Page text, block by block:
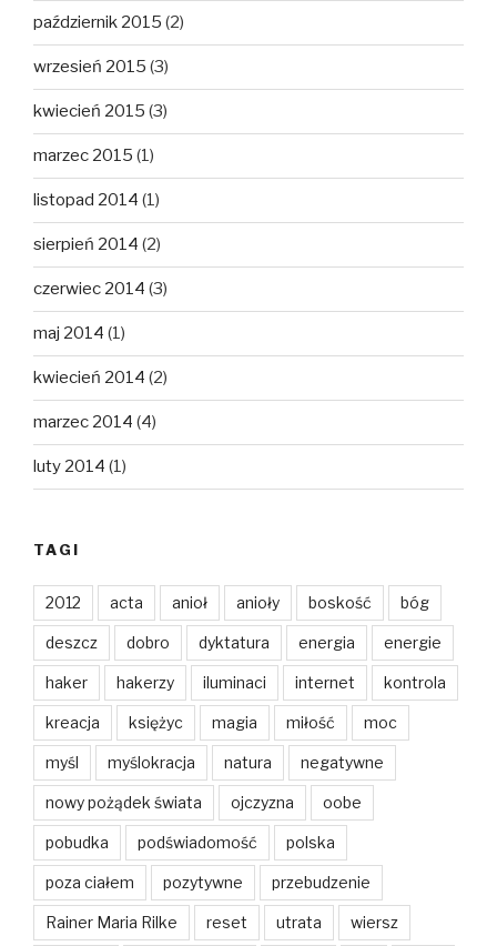
październik 2015 (2)
wrzesień 2015 (3)
kwiecień 2015 (3)
marzec 2015 (1)
listopad 2014 (1)
sierpień 2014 (2)
czerwiec 2014 (3)
maj 2014 (1)
kwiecień 2014 (2)
marzec 2014 (4)
luty 2014 (1)
TAGI
2012 acta anioł anioły boskość bóg
deszcz dobro dyktatura energia energie
haker hakerzy iluminaci internet kontrola
kreacja księżyc magia miłość moc
myśl myślokracja natura negatywne
nowy pożądek świata ojczyzna oobe
pobudka podświadomość polska
poza ciałem pozytywne przebudzenie
Rainer Maria Rilke reset utrata wiersz